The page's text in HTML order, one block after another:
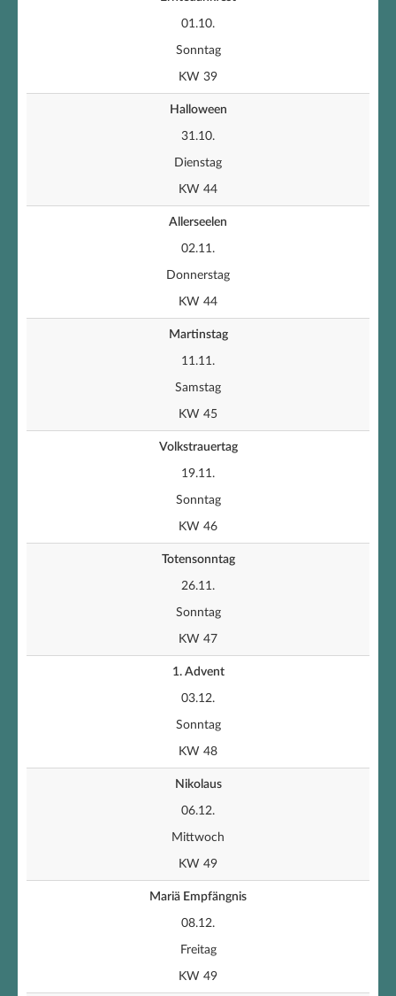
01.10.
Sonntag
KW 39
Halloween
31.10.
Dienstag
KW 44
Allerseelen
02.11.
Donnerstag
KW 44
Martinstag
11.11.
Samstag
KW 45
Volkstrauertag
19.11.
Sonntag
KW 46
Totensonntag
26.11.
Sonntag
KW 47
1. Advent
03.12.
Sonntag
KW 48
Nikolaus
06.12.
Mittwoch
KW 49
Mariä Empfängnis
08.12.
Freitag
KW 49